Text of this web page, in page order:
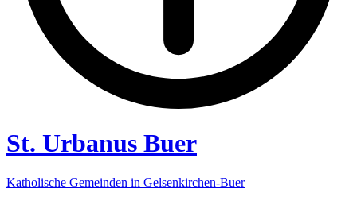
St. Urbanus Buer
Katholische Gemeinden in Gelsenkirchen-Buer